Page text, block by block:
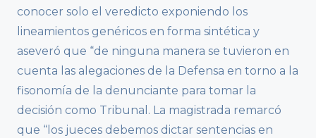
conocer solo el veredicto exponiendo los
lineamientos genéricos en forma sintética y
aseveró que “de ninguna manera se tuvieron en
cuenta las alegaciones de la Defensa en torno a la
fisonomía de la denunciante para tomar la
decisión como Tribunal. La magistrada remarcó
que “los jueces debemos dictar sentencias en